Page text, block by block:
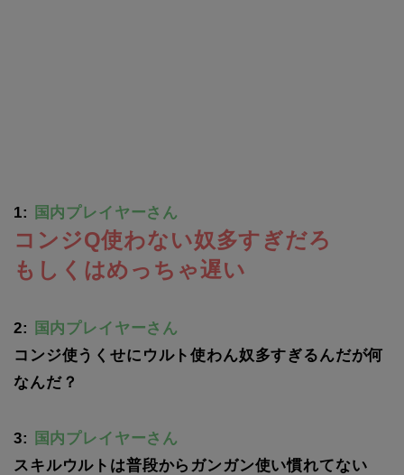
1: 国内プレイヤーさん
コンジQ使わない奴多すぎだろ
もしくはめっちゃ遅い
2:
国内プレイヤーさん
コンジ使うくせにウルト使わん奴多すぎるんだが何
なんだ？
3:
国内プレイヤーさん
スキルウルトは普段からガンガン使い慣れてない